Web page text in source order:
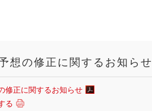
想の修正に関するお知らせ
修正に関するお知らせ
る